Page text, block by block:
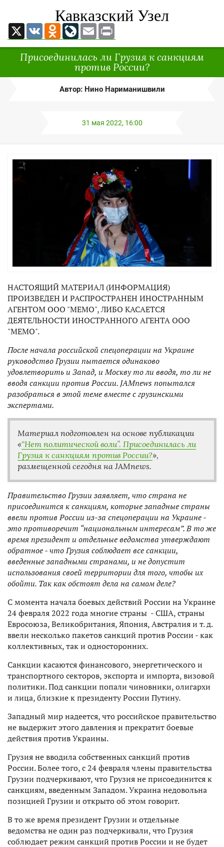
Кавказский Узел
X VK Odnoklassniki
LiveJournal
Email
Присоединилась ли Грузия к санкциям
против России?
Автор: Нино Нариманишвили
31 мая 2022, 16:00
НАСТОЯЩИЙ МАТЕРИАЛ (ИНФОРМАЦИЯ)
ПРОИЗВЕДЕН И РАСПРОСТРАНЕН ИНОСТРАННЫМ
АГЕНТОМ ООО "МЕМО", ЛИБО КАСАЕТСЯ
ДЕЯТЕЛЬНОСТИ ИНОСТРАННОГО АГЕНТА ООО
"МЕМО".
После начала российской спецоперации на Украине
руководство Грузии пытается одинаково
удовлетворить и Запад, и Москву то ли вводя, то ли не
вводя санкции против России. JAMnews попытался
разобраться в этой теме вместе с грузинскими
экспертами.
Материал подготовлен на основе публикации
«“Нет политической воли”. Присоединилась ли
Грузия к санкциям против России?»,
размещенной сегодня на JAMnews.
Правительство Грузии заявляет, что страна не
присоединится к санкциям, которые западные страны
ввели против России из-за спецоперации на Украине -
это противоречит “национальным интересам”. В то же
время президент и отдельные ведомства утверждают
обратное - что Грузия соблюдает все санкции,
введенные западными странами, и не допустит
использования своей территории для того, чтобы их
обойти. Так как обстоят дела на самом деле?
С момента начала боевых действий России на Украине
24 февраля 2022 года многие страны - США, страны
Евросоюза, Великобритания, Япония, Австралия и т. д.
ввели несколько пакетов санкций против России - как
коллективных, так и односторонних.
Санкции касаются финансового, энергетического и
транспортного секторов, экспорта и импорта, визовой
политики. Под санкции попали чиновники, олигархи
и лица, близкие к президенту России Путину.
Западный мир надеется, что российское правительство
не выдержит этого давления и прекратит боевые
действия против Украины.
Грузия не вводила собственных санкций против
России. Более того, с 24 февраля члены правительства
Грузии подчеркивают, что Грузия не присоединится к
санкциям, введенным Западом. Украина недовольна
позицией Грузии и открыто об этом говорит.
В то же время президент Грузии и отдельные
ведомства не один раз подчеркивали, что Грузия
соблюдает режим санкций против России и не будет